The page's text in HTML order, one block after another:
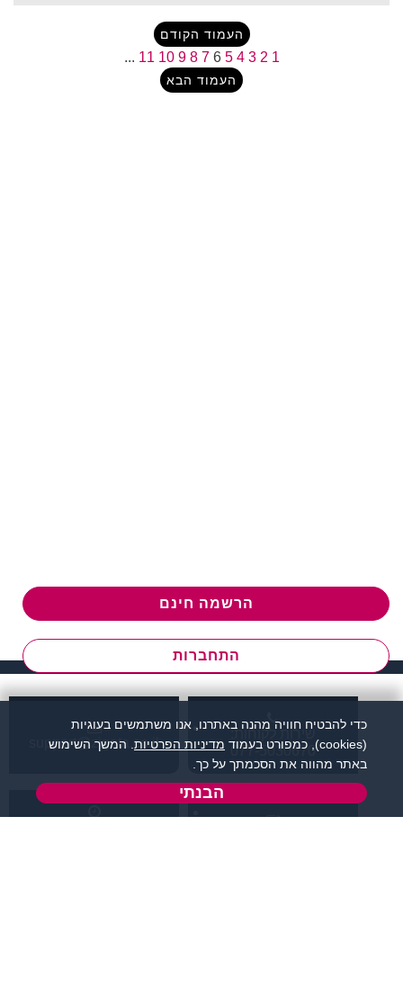
העמוד הקודם
1
2
3
4
5
6
7
8
9
10
11
...
העמוד הבא
הרשמה חינם
התחברות
שירות לקוחות:
077-5030670
support@zigota.co.il
כדי להבטיח חוויה מהנה באתרנו, אנו משתמשים בעוגיות
(cookies), כמפורט בעמוד
מדיניות הפרטיות . המשך השימוש
באתר מהווה את הסכמתך על כך.
הבנתי